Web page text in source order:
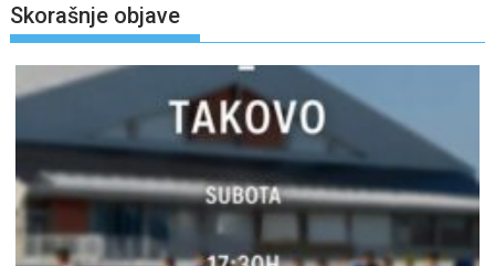
Skorašnje objave